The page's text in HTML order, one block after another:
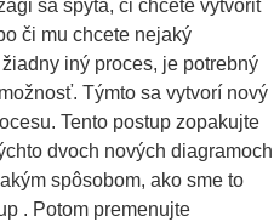
sa spýta, či chcete vytvoriť
či mu chcete nejaký
iný proces, je potrebný
Týmto sa vytvorí nový
Tento postup zopakujte
dvoch nových diagramoch
spôsobom, ako sme to
. Potom premenujte